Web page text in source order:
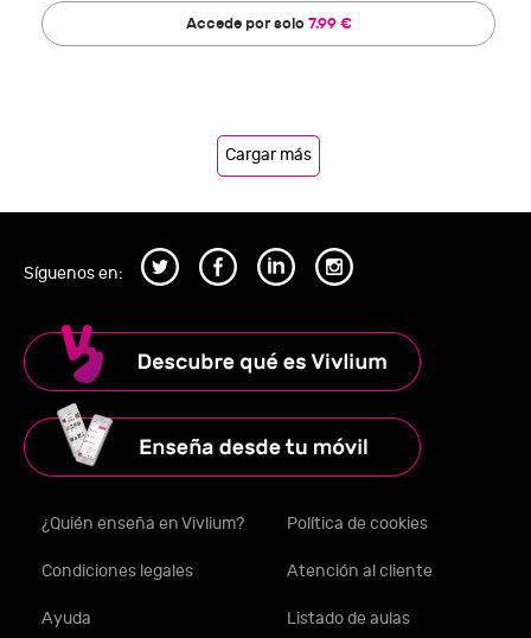
Accede por solo7.99 €
Cargar más
Síguenos en:
¿Quién enseña en Vivlium? Política de cookies
Condiciones legales Atención al cliente
Ayuda Listado de aulas